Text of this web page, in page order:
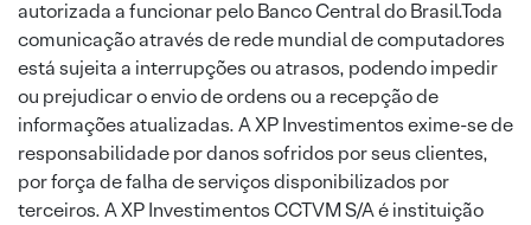
autorizada a funcionar pelo Banco Central do Brasil.Toda
comunicação através de rede mundial de computadores
está sujeita a interrupções ou atrasos, podendo impedir
ou prejudicar o envio de ordens ou a recepção de
informações atualizadas. A XP Investimentos exime-se de
responsabilidade por danos sofridos por seus clientes,
por força de falha de serviços disponibilizados por
terceiros. A XP Investimentos CCTVM S/A é instituição